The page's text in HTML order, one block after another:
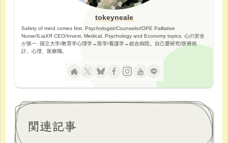
tokeyneale
Safety of mind comes first. Psychologist/Counselor/OPE Palliative
Nurse/ILiaXR CEO/Invest. Medical, Psychology and Economy topics. 心の安全
が第一. 国立大学/教育学心理学→医学/看護学→総合病院。自己愛研究/医療統
計。心理、医療職。
関連記事